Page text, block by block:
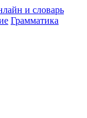
Грамматика